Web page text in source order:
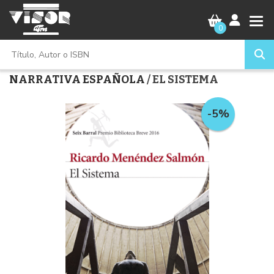
0
NARRATIVA ESPAÑOLA/ EL SISTEMA
-5%